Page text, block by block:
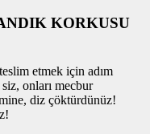
KORKUSU
etmek için adım
onları mecbur
diz çöktürdünüz!